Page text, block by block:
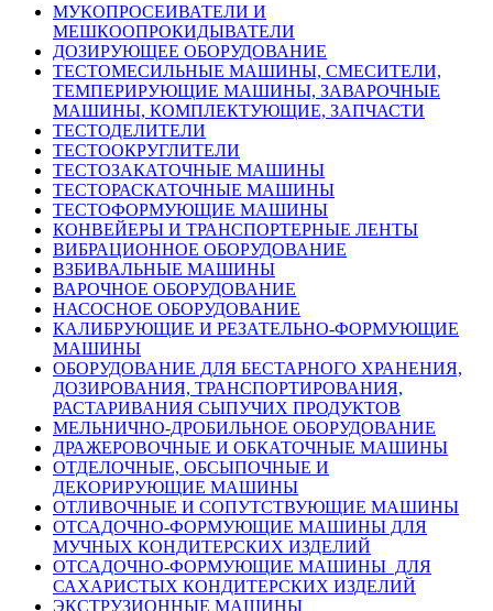
МУКОПРОСЕИВАТЕЛИ И
МЕШКООПРОКИДЫВАТЕЛИ
ДОЗИРУЮЩЕЕ ОБОРУДОВАНИЕ
ТЕСТОМЕСИЛЬНЫЕ МАШИНЫ, СМЕСИТЕЛИ,
ТЕМПЕРИРУЮЩИЕ МАШИНЫ, ЗАВАРОЧНЫЕ
МАШИНЫ, КОМПЛЕКТУЮЩИЕ, ЗАПЧАСТИ
ТЕСТОДЕЛИТЕЛИ
ТЕСТООКРУГЛИТЕЛИ
ТЕСТОЗАКАТОЧНЫЕ МАШИНЫ
ТЕСТОРАСКАТОЧНЫЕ МАШИНЫ
ТЕСТОФОРМУЮЩИЕ МАШИНЫ
КОНВЕЙЕРЫ И ТРАНСПОРТЕРНЫЕ ЛЕНТЫ
ВИБРАЦИОННОЕ ОБОРУДОВАНИЕ
ВЗБИВАЛЬНЫЕ МАШИНЫ
ВАРОЧНОЕ ОБОРУДОВАНИЕ
НАСОСНОЕ ОБОРУДОВАНИЕ
КАЛИБРУЮЩИЕ И РЕЗАТЕЛЬНО-ФОРМУЮЩИЕ
МАШИНЫ
ОБОРУДОВАНИЕ ДЛЯ БЕСТАРНОГО ХРАНЕНИЯ,
ДОЗИРОВАНИЯ, ТРАНСПОРТИРОВАНИЯ,
РАСТАРИВАНИЯ СЫПУЧИХ ПРОДУКТОВ
МЕЛЬНИЧНО-ДРОБИЛЬНОЕ ОБОРУДОВАНИЕ
ДРАЖЕРОВОЧНЫЕ И ОБКАТОЧНЫЕ МАШИНЫ
ОТДЕЛОЧНЫЕ, ОБСЫПОЧНЫЕ И
ДЕКОРИРУЮЩИЕ МАШИНЫ
ОТЛИВОЧНЫЕ И СОПУТСТВУЮЩИЕ МАШИНЫ
ОТСАДОЧНО-ФОРМУЮЩИЕ МАШИНЫ ДЛЯ
МУЧНЫХ КОНДИТЕРСКИХ ИЗДЕЛИЙ
ОТСАДОЧНО-ФОРМУЮЩИЕ МАШИНЫ ДЛЯ
САХАРИСТЫХ КОНДИТЕРСКИХ ИЗДЕЛИЙ
ЭКСТРУЗИОННЫЕ МАШИНЫ